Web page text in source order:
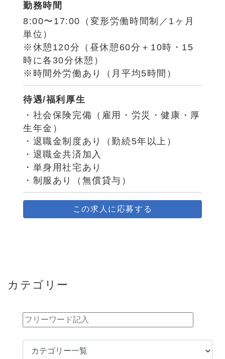
勤務時間
8:00〜17:00（変形労働時間制／1ヶ月
単位）
※休憩120分（昼休憩60分＋10時・15
時に各30分休憩）
※時間外労働あり（月平均5時間）
待遇/福利厚生
・社会保険完備（雇用・労災・健康・厚
生年金）
・退職金制度あり（勤続5年以上）
・退職金共済加入
・単身用社宅あり
・制服あり（無償貸与）
この求人に応募する
カテゴリー